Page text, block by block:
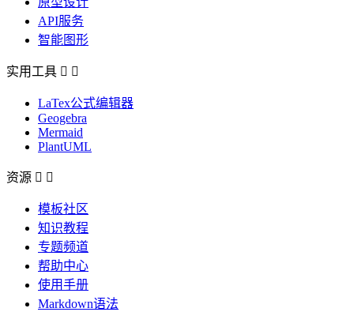
API服务
智能图形
实用工具  
LaTex公式编辑器
Geogebra
Mermaid
PlantUML
资源  
模板社区
知识教程
专题频道
帮助中心
使用手册
Markdown语法